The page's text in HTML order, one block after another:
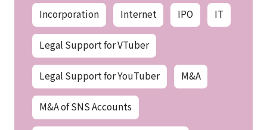
Incorporation Internet IPO IT
Legal Support for VTuber
Legal Support for YouTuber M&A
M&A of SNS Accounts